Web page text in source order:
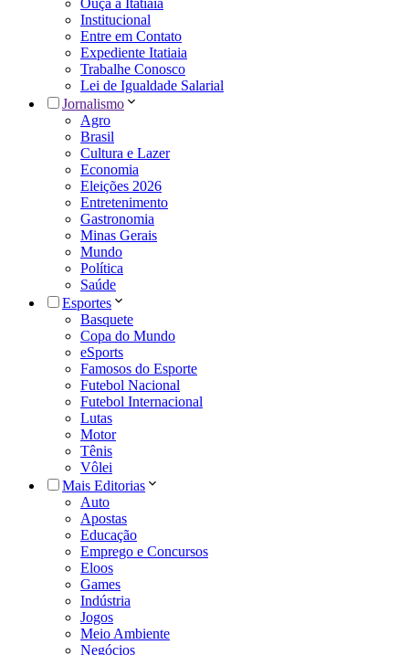
Ouça a Itatiaia
Institucional
Entre em Contato
Expediente Itatiaia
Trabalhe Conosco
Lei de Igualdade Salarial
Jornalismo
Agro
Brasil
Cultura e Lazer
Economia
Eleições 2026
Entretenimento
Gastronomia
Minas Gerais
Mundo
Política
Saúde
Esportes
Basquete
Copa do Mundo
eSports
Famosos do Esporte
Futebol Nacional
Futebol Internacional
Lutas
Motor
Tênis
Vôlei
Mais Editorias
Auto
Apostas
Educação
Emprego e Concursos
Eloos
Games
Indústria
Jogos
Meio Ambiente
Negócios